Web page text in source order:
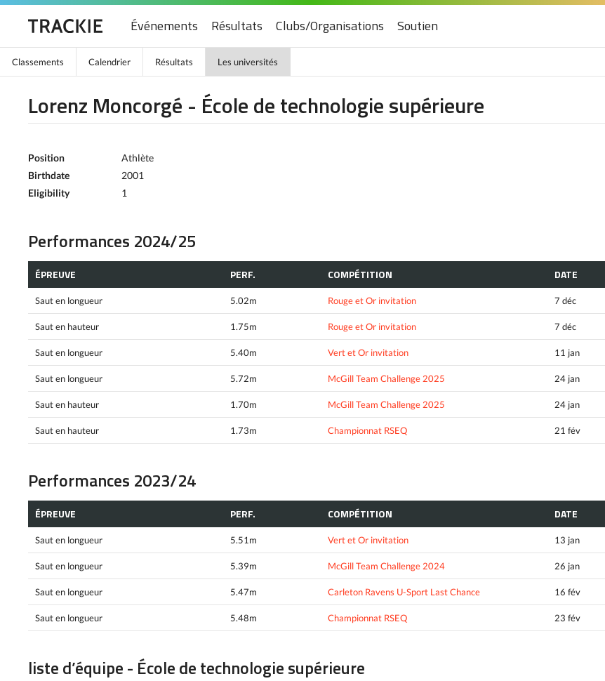
Événements Résultats Clubs/Organisations Soutien
Classements Calendrier Résultats Les universités
Lorenz Moncorgé - École de technologie supérieure
Position
Athlète
Birthdate
2001
Eligibility
1
Performances 2024/25
ÉPREUVE PERF. COMPÉTITION DATE
Saut en longueur 5.02m Rouge et Or invitation 7 déc
Saut en hauteur 1.75m Rouge et Or invitation 7 déc
Saut en longueur 5.40m Vert et Or invitation 11 jan
Saut en longueur 5.72m McGill Team Challenge 2025 24 jan
Saut en hauteur 1.70m McGill Team Challenge 2025 24 jan
Saut en hauteur 1.73m Championnat RSEQ 21 fév
Performances 2023/24
ÉPREUVE PERF. COMPÉTITION DATE
Saut en longueur 5.51m Vert et Or invitation 13 jan
Saut en longueur 5.39m McGill Team Challenge 2024 26 jan
Saut en longueur 5.47m Carleton Ravens U-Sport Last Chance 16 fév
Saut en longueur 5.48m Championnat RSEQ 23 fév
liste d’équipe - École de technologie supérieure